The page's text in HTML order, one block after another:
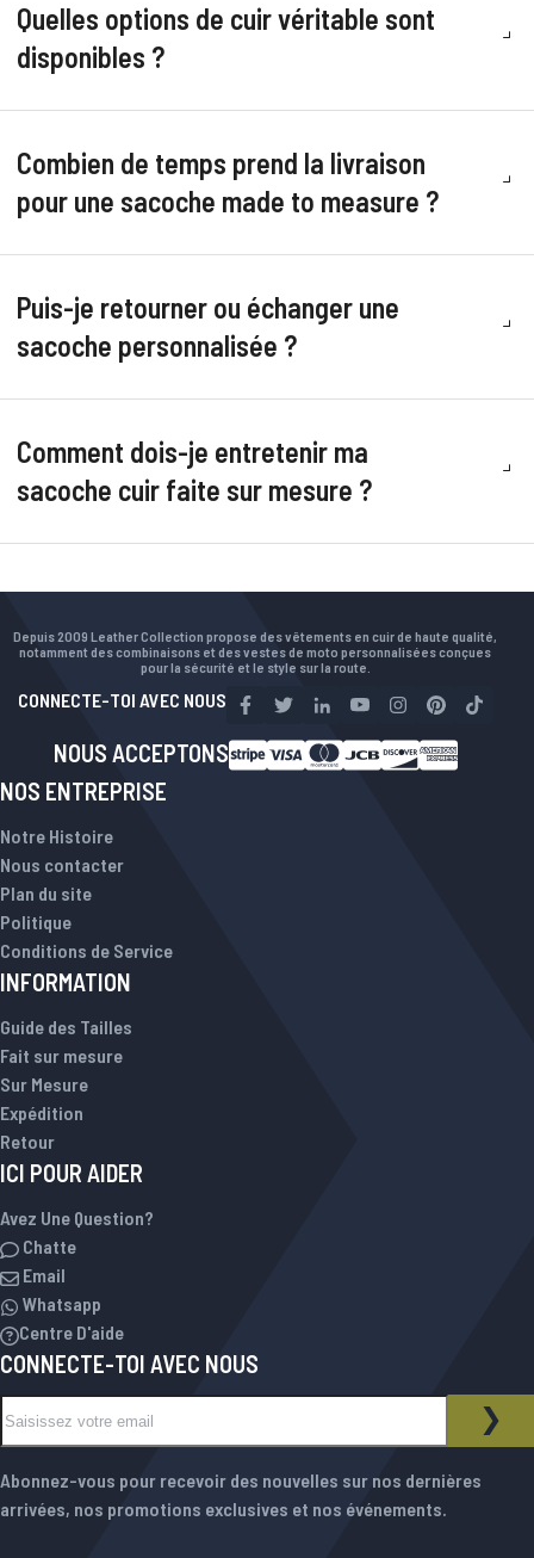
Quelles options de cuir véritable sont
disponibles ?
Combien de temps prend la livraison
pour une sacoche made to measure ?
Puis-je retourner ou échanger une
sacoche personnalisée ?
Comment dois-je entretenir ma
sacoche cuir faite sur mesure ?
Depuis 2009 Leather Collection propose des vêtements en cuir de haute qualité,
notamment des combinaisons et des vestes de moto personnalisées conçues
pour la sécurité et le style sur la route.
CONNECTE-TOI AVEC NOUS
NOUS ACCEPTONS
NOS ENTREPRISE
Notre Histoire
Nous contacter
Plan du site
Politique
Conditions de Service
INFORMATION
Guide des Tailles
Fait sur mesure
Sur Mesure
Expédition
Retour
ICI POUR AIDER
Avez Une Question?
Chatte
Email
Whatsapp
Centre D'aide
CONNECTE-TOI AVEC NOUS
NEWSLETTER
Abonnez-vous pour recevoir des nouvelles sur nos dernières
arrivées, nos promotions exclusives et nos événements.